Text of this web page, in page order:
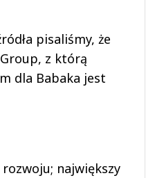
pisaliśmy, że
z którą
dla Babaka jest
największy